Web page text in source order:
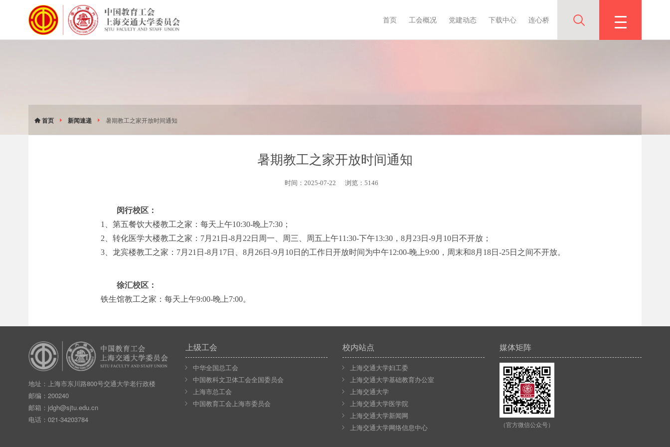
首页 工会概况 党建动态 下载中心 连心桥
首页 新闻速递 暑期教工之家开放时间通知
暑期教工之家开放时间通知
时间：2025-07-22 浏览：5146
闵行校区：
1、第五餐饮大楼教工之家：每天上午10:30-晚上7:30；
2、转化医学大楼教工之家：7月21日-8月22日周一、周三、周五上午11:30-下午13:30，8月23日-9月10日不开放；
3、龙宾楼教工之家：7月21日-8月17日、8月26日-9月10日的工作日开放时间为中午12:00-晚上9:00，周末和8月18日-25日之间不开放。
徐汇校区：
铁生馆教工之家：每天上午9:00-晚上7:00。
地址：上海市东川路800号交通大学老行政楼
邮编：200240
邮箱： jdgh@sjtu.edu.cn
电话：021-34203784
上级工会
中华全国总工会
中国教科文卫体工会全国委员会
上海市总工会
中国教育工会上海市委员会
校内站点
上海交通大学妇工委
上海交通大学基础教育办公室
上海交通大学
上海交通大学医学院
上海交通大学新闻网
上海交通大学网络信息中心
媒体矩阵
（官方微信公众号）